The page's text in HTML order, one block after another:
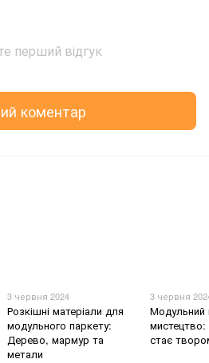
перший відгук
коментар
3 червня 2024
Розкішні матеріали для
модульного паркету:
Дерево, мармур та
метали
3 червня
Модульний
мистецтво:
стає